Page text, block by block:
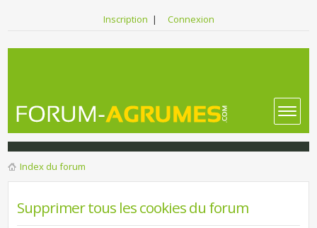
Inscription | Connexion
Index du forum
Supprimer tous les cookies du forum